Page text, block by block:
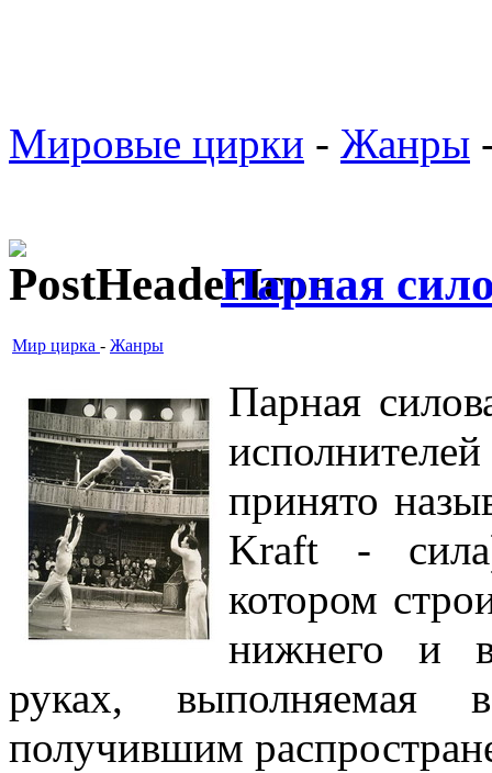
Мировые цирки - Жанры
Парная
Мир цирка - Жанры
Парная
принято
Kraft -
котором
нижнего и
руках, выполняемая
получившим